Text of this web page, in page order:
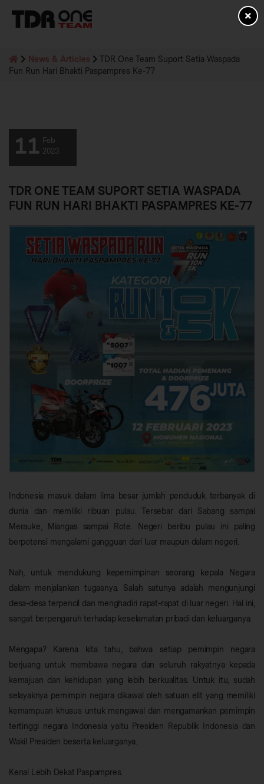
News & Articles
TDR One Team Suport Setia Waspada
Fun Run Hari Bhakti Paspampres Ke-77
11 Feb
2023
TDR ONE TEAM SUPORT SETIA WASPADA
FUN RUN HARI BHAKTI PASPAMPRES KE-77
Indonesia masuk dalam lima besar jumlah penduduk terbanyak di
dunia dan memiliki ribuan pulau. Tersebar dari Sabang sampai
Merauke, Miangas sampai Rote. Negeri beribu pulau ini paling
berpotensi mengalami gangguan dari luar maupun dalam negeri.
Nah, untuk mendukung kepemimpinan seorang kepala Negara
dalam menjalankan tugasnya. Salah satunya adalah mengunjungi
desa-desa terpencil dan menghadiri rapat-rapat di luar negeri. Hal ini,
sangat berpengaruh terhadap keselamatan pribadi dan keluarganya.
Mengapa? Karena kita tahu, bahwa setiap pemimpin negara
berjuang untuk membawa negara dan seluruh rakyatnya kepada
kemajuan dan kehidupan yang lebih berkualitas. Untuk itu, sudah
selayaknya pemimpin negara dikawal oleh satuan elit yang memiliki
kemampuan khusus untuk mengawal dan mengamankan pemimpin
tertinggi negara Indonesia yaitu Presiden Republik Indonesia dan
Wakil Presiden beserta keluarganya.
Kenal Lebih Dekat Paspampres.